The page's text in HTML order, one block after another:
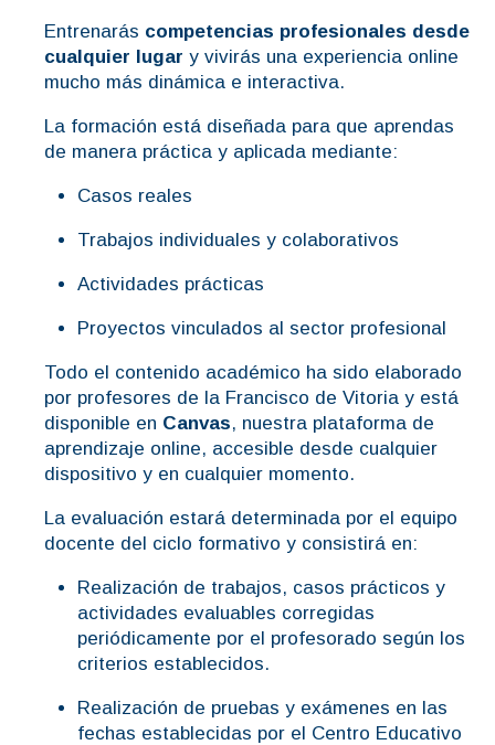
Entrenarás competencias profesionales desde
cualquier lugar y vivirás una experiencia online
mucho más dinámica e interactiva.
La formación está diseñada para que aprendas
de manera práctica y aplicada mediante:
Casos reales
Trabajos individuales y colaborativos
Actividades prácticas
Proyectos vinculados al sector profesional
Todo el contenido académico ha sido elaborado
por profesores de la Francisco de Vitoria y está
disponible en Canvas, nuestra plataforma de
aprendizaje online, accesible desde cualquier
dispositivo y en cualquier momento.
La evaluación estará determinada por el equipo
docente del ciclo formativo y consistirá en:
Realización de trabajos, casos prácticos y
actividades evaluables corregidas
periódicamente por el profesorado según los
criterios establecidos.
Realización de pruebas y exámenes en las
fechas establecidas por el Centro Educativo